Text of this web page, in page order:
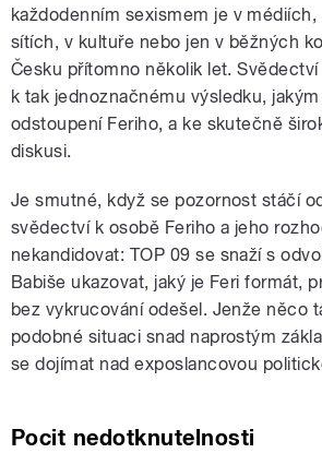
každodenním sexismem je v médiích,
sítích, v kultuře nebo jen v běžných
Česku přítomno několik let.
k tak jednoznačnému výsledku,
odstoupení Feriho, a ke skutečně
diskusi.
Je smutné, když se pozornost stáčí
svědectví k osobě Feriho a jeho
nekandidovat: TOP 09 se snaží s
Babiše ukazovat, jaký je Feri formát,
bez vykrucování odešel. Jenže něco
podobné situaci snad naprostým
se dojímat nad exposlancovou
Pocit nedotknutelnosti